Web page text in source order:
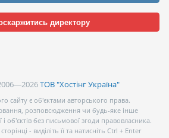
директору
ТОВ "Хостінг Україна"
сайту є об’єктами авторського права.
розповсюдження чи будь-яке інше
об’єктів без письмової згоди правовласника.
- виділіть її та натисніть Ctrl + Enter